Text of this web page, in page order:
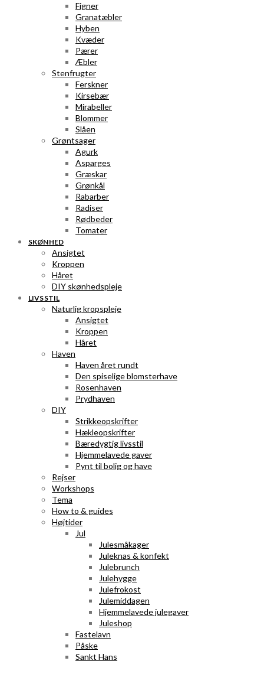
Figner
Granatæbler
Hyben
Kvæder
Pærer
Æbler
Stenfrugter
Ferskner
Kirsebær
Mirabeller
Blommer
Slåen
Grøntsager
Agurk
Asparges
Græskar
Grønkål
Rabarber
Radiser
Rødbeder
Tomater
SKØNHED
Ansigtet
Kroppen
Håret
DIY skønhedspleje
LIVSSTIL
Naturlig kropspleje
Ansigtet
Kroppen
Håret
Haven
Haven året rundt
Den spiselige blomsterhave
Rosenhaven
Prydhaven
DIY
Strikkeopskrifter
Hækleopskrifter
Bæredygtig livsstil
Hjemmelavede gaver
Pynt til bolig og have
Rejser
Workshops
Tema
How to & guides
Højtider
Jul
Julesmåkager
Juleknas & konfekt
Julebrunch
Julehygge
Julefrokost
Julemiddagen
Hjemmelavede julegaver
Juleshop
Fastelavn
Påske
Sankt Hans